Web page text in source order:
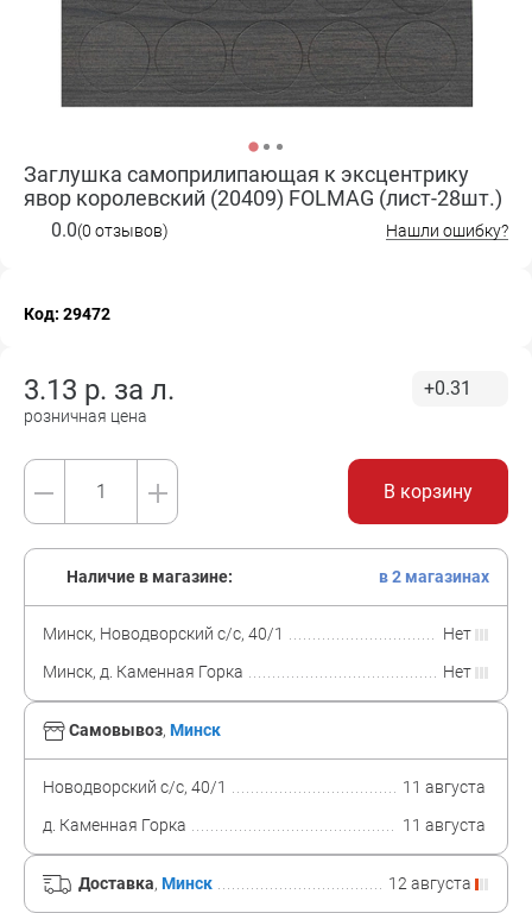
Заглушка самоприлипающая к эксцентрику
явор королевский (20409) FOLMAG (лист-28шт.)
0.0(0 отзывов) Нашли ошибку?
Код: 29472
3.13 р. за л.
розничная цена
+0.31
В корзину
Самовывоз, Минск
Новодворский с/с, 40/1
11 августа
д. Каменная Горка
11 августа
Доставка, Минск 12 августа
Наличие в магазине: в 2 магазинах
Минск, Новодворский с/с, 40/1
Нет
Минск, д. Каменная Горка
Нет